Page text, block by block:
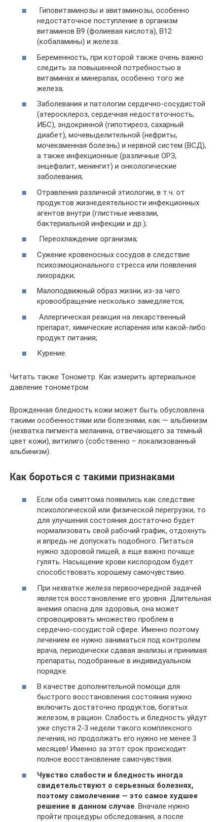
Гиповитаминозы и авитаминозы, особенно
недостаточное поступление в организм
витаминов В9 (фолиевая кислота), В12
(кобаламины) и железа.
Беременность, при которой также очень важно
следить за повышенной потребностью в
витаминах и минералах, особенно того же
железа;
Заболевания и патологии сердечно-сосудистой
(атеросклероз, сердечная недостаточность,
ИБС), эндокринной (гипотиреоз, сахарный
диабет), мочевыделительной (нефриты,
мочекаменная болезнь) и нервной систем (ВСД),
а также инфекционные (различные ОРЗ,
энцефалит, менингит) и онкологические
заболевания;
Отравления различной этиологии, в т.ч. от
продуктов жизнедеятельности инфекционных
агентов внутри (глистные инвазии,
бактериальной инфекции и др.);
Переохлаждение организма;
Сужение кровеносных сосудов в следствие
психоэмоционального стресса или появления
лихорадки;
Малоподвижный образ жизни, из-за чего
кровообращение несколько замедляется;
Аллергическая реакция на лекарственный
препарат, химические испарения или какой-либо
продукт питания;
Курение.
Читать также Тонометр. Как измерить артериальное
давление тонометром
Врожденная бледность кожи может быть обусловлена
такими особенностями или болезнями, как — альбинизм
(нехватка пигмента меланина, отвечающего за темный
цвет кожи), витилиго (собственно – локализованный
альбинизм).
Как бороться с такими признаками
Если оба симптома появились как следствие
психологической или физической перегрузки, то
для улучшения состояния достаточно будет
нормализовать свой рабочий график, отдохнуть
и впредь не допускать подобного. Питаться
нужно здоровой пищей, а еще важно почаще
гулять. Насыщение крови кислородом будет
способствовать хорошему самочувствию.
При нехватке железа первоочередной задачей
является восстановление его уровня. Длительная
анемия опасна для здоровья, она может
спровоцировать множество проблем в
сердечно-сосудистой сфере. Именно поэтому
лечением ее нужно заниматься под контролем
врача, периодически сдавая анализы и принимая
препараты, подобранные в индивидуальном
порядке.
В качестве дополнительной помощи для
быстрого восстановления состояния нужно
включить достаточно продуктов, богатых
железом, в рацион. Слабость и бледность уйдут
уже спустя 2-3 недели такого комплексного
лечения, но продолжать его нужно не менее 3
месяцев! Именно за этот срок происходит
полное восстановление самочувствия.
Чувство слабости и бледность иногда
свидетельствуют о серьезных болезнях,
поэтому самолечение — это самое худшее
решение в данном случае . Вначале нужно
пройти процедуры обследования, а после